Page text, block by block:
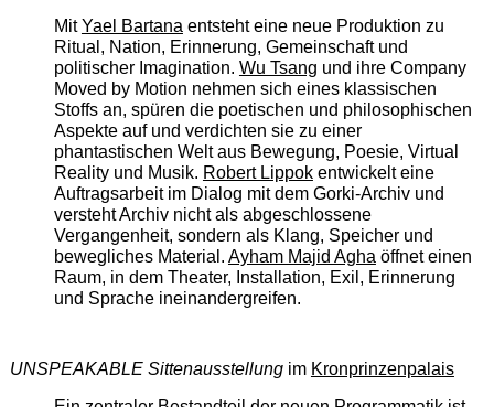
MitYael Bartanaentsteht eine neue Produktion zu
Ritual, Nation, Erinnerung, Gemeinschaft und
politischer Imagination. Wu Tsang und ihre Company
Moved by Motion nehmen sich eines klassischen
Stoffs an, spüren die poetischen und philosophischen
Aspekte auf und verdichten sie zu einer
phantastischen Welt aus Bewegung, Poesie, Virtual
Reality und Musik. Robert Lippokentwickelt eine
Auftragsarbeit im Dialog mit dem Gorki-Archiv und
versteht Archiv nicht als abgeschlossene
Vergangenheit, sondern als Klang, Speicher und
bewegliches Material. Ayham Majid Aghaöffnet einen
Raum, in dem Theater, Installation, Exil, Erinnerung
und Sprache ineinandergreifen.
UNSPEAKABLE Sittenausstellungim Kronprinzenpalais